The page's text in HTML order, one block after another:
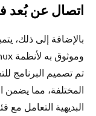
اتصال عن بُعد
تم تصميم البرنامج
المختلفة، مما يضمن
البديهية التعامل